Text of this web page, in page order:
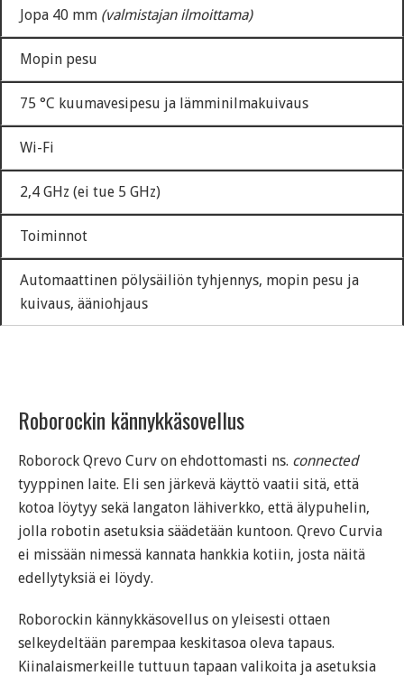
Jopa 40 mm (valmistajan ilmoittama)
Mopin pesu
75 °C kuumavesipesu ja lämminilmakuivaus
Wi-Fi
2,4 GHz (ei tue 5 GHz)
Toiminnot
Automaattinen pölysäiliön tyhjennys, mopin pesu ja
kuivaus, ääniohjaus
Roborockin kännykkäsovellus
Roborock Qrevo Curv on ehdottomasti ns. connected
tyyppinen laite. Eli sen järkevä käyttö vaatii sitä, että
kotoa löytyy sekä langaton lähiverkko, että älypuhelin,
jolla robotin asetuksia säädetään kuntoon. Qrevo Curvia
ei missään nimessä kannata hankkia kotiin, josta näitä
edellytyksiä ei löydy.
Roborockin kännykkäsovellus on yleisesti ottaen
selkeydeltään parempaa keskitasoa oleva tapaus.
Kiinalaismerkeille tuttuun tapaan valikoita ja asetuksia